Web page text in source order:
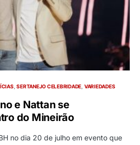
SERTANEJO CELEBRIDADE VARIEDADES
e Nattan se
do Mineirão
no dia 20 de julho em evento que